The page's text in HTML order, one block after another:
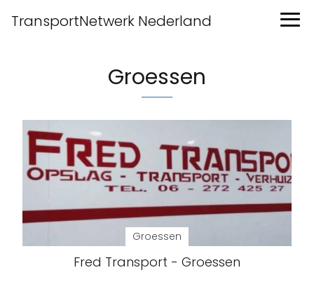
TransportNetwerk Nederland
Groessen
Groessen
Fred Transport - Groessen